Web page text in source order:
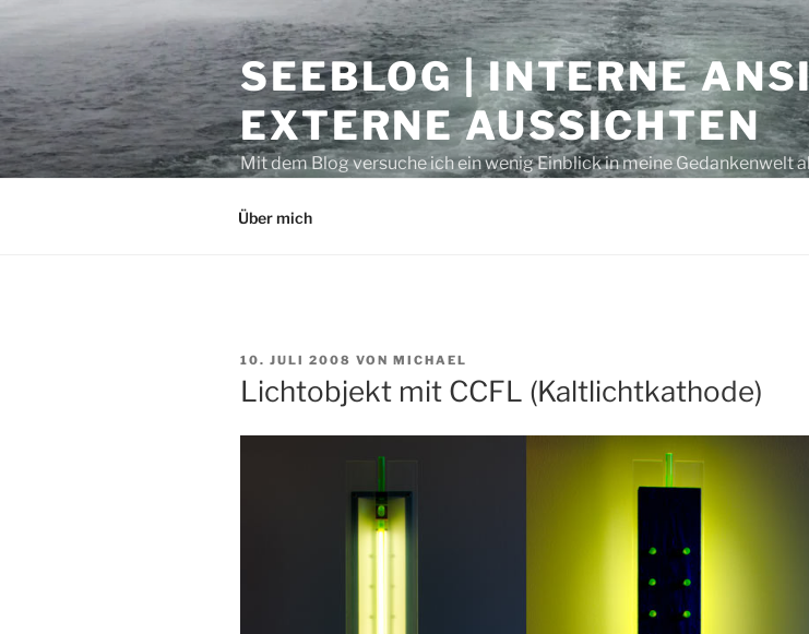
Inhalt
springen
SEEBLOG | INTERNE
EXTERNE AUSSICHTEN
Mit dem Blog versuche ich ein wenig Einblick in meine Gedankenwelt
Über mich
VERÖFFENTLICHT
AM
10. JULI 2008 VON MICHAEL
Lichtobjekt mit CCFL (Kaltlichtkathode)